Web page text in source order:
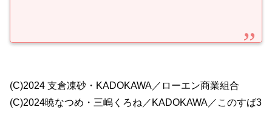
(C)2024 支倉凍砂・KADOKAWA／ローエン商業組合
(C)2024暁なつめ・三嶋くろね／KADOKAWA／このすば3